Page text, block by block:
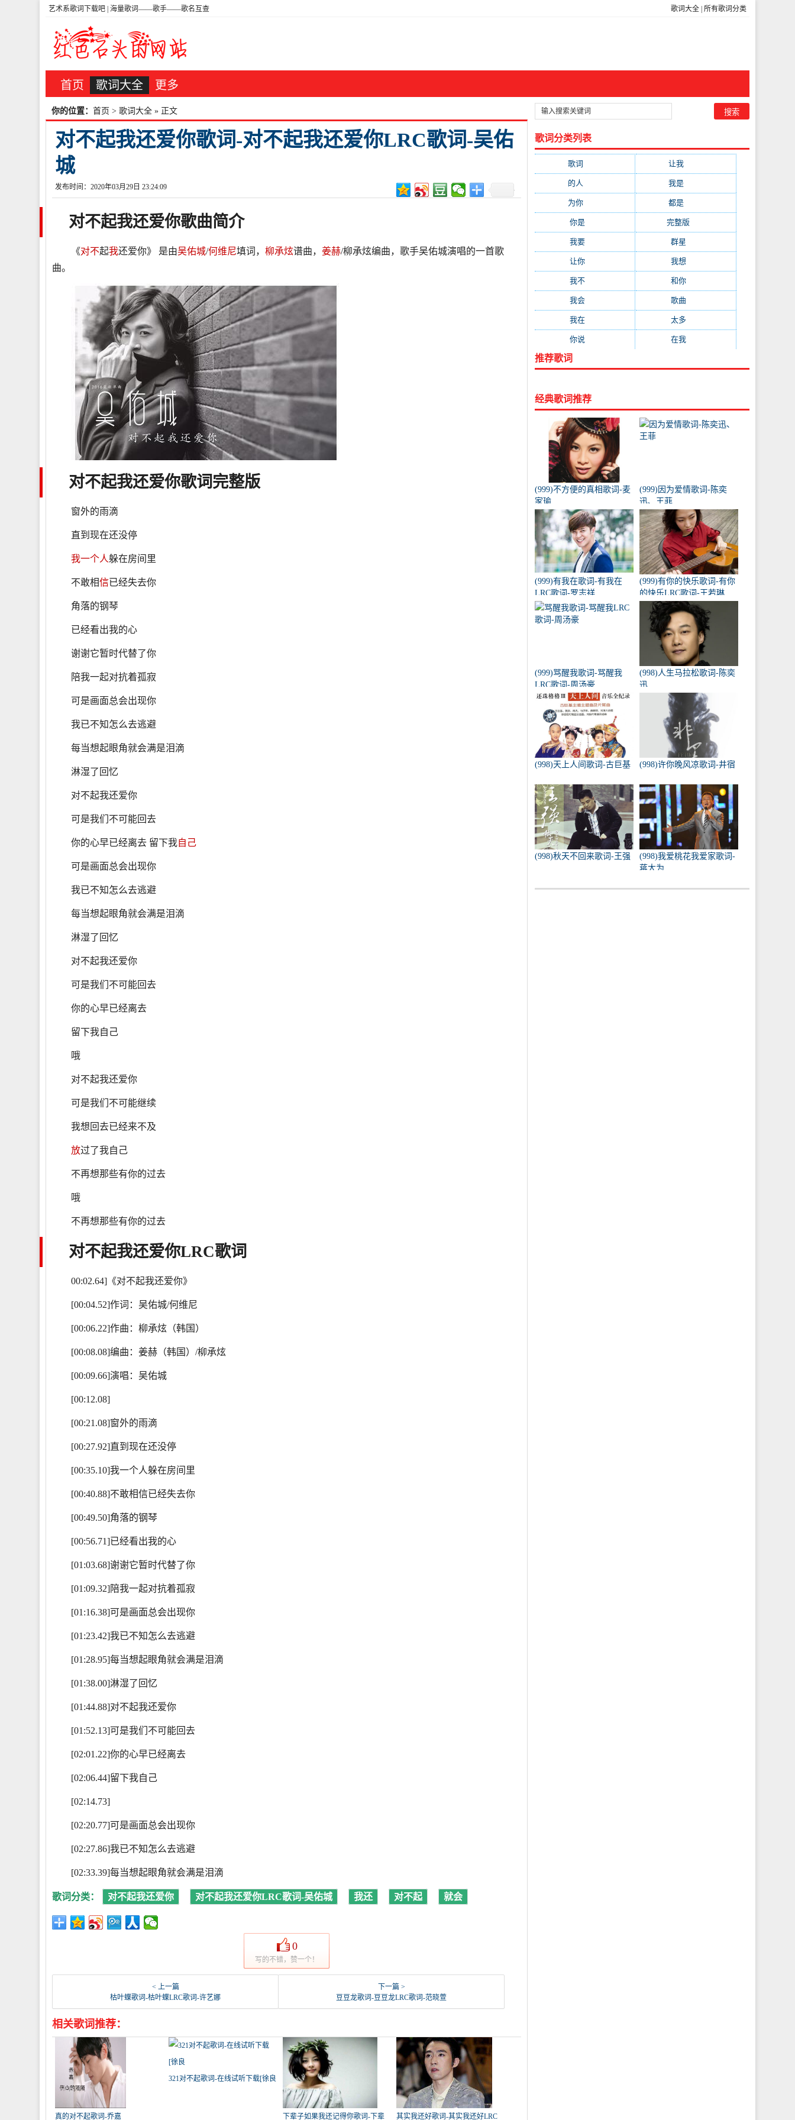
歌词大全 所有歌词分类
艺术系歌词下载吧 | 海量歌词——歌手——歌名互查
首页 歌词大全 更多
你的位置： 首页 > 歌词大全 » 正文
对不起我还爱你歌词-对不起我还爱你LRC歌词-吴佑
城
发布时间：2020年03月29日 23:24:09
对不起我还爱你歌曲简介
《对不起我还爱你》 是由吴佑城/何维尼填词， 柳承炫谱曲， 姜赫/柳承炫编曲，歌手吴佑城演唱的一首歌
曲。
对不起我还爱你歌词完整版
窗外的雨滴
直到现在还没停
我一个人躲在房间里
不敢相信已经失去你
角落的钢琴
已经看出我的心
谢谢它暂时代替了你
陪我一起对抗着孤寂
可是画面总会出现你
我已不知怎么去逃避
每当想起眼角就会满是泪滴
淋湿了回忆
对不起我还爱你
可是我们不可能回去
你的心早已经离去 留下我自己
可是画面总会出现你
我已不知怎么去逃避
每当想起眼角就会满是泪滴
淋湿了回忆
对不起我还爱你
可是我们不可能回去
你的心早已经离去
留下我自己
哦
对不起我还爱你
可是我们不可能继续
我想回去已经来不及
放过了我自己
不再想那些有你的过去
哦
不再想那些有你的过去
对不起我还爱你LRC歌词
00:02.64]《对不起我还爱你》
[00:04.52]作词：吴佑城/何维尼
[00:06.22]作曲：柳承炫（韩国）
[00:08.08]编曲：姜赫（韩国）/柳承炫
[00:09.66]演唱：吴佑城
[00:12.08]
[00:21.08]窗外的雨滴
[00:27.92]直到现在还没停
[00:35.10]我一个人躲在房间里
[00:40.88]不敢相信已经失去你
[00:49.50]角落的钢琴
[00:56.71]已经看出我的心
[01:03.68]谢谢它暂时代替了你
[01:09.32]陪我一起对抗着孤寂
[01:16.38]可是画面总会出现你
[01:23.42]我已不知怎么去逃避
[01:28.95]每当想起眼角就会满是泪滴
[01:38.00]淋湿了回忆
[01:44.88]对不起我还爱你
[01:52.13]可是我们不可能回去
[02:01.22]你的心早已经离去
[02:06.44]留下我自己
[02:14.73]
[02:20.77]可是画面总会出现你
[02:27.86]我已不知怎么去逃避
[02:33.39]每当想起眼角就会满是泪滴
歌词分类： 对不起我还爱你 对不起我还爱你LRC歌词-吴佑城 我还 对不起 就会
0
写的不错，赞一个！
< 上一篇
枯叶蝶歌词-枯叶蝶LRC歌词-许艺娜
下一篇 >
豆豆龙歌词-豆豆龙LRC歌词-范晓萱
相关歌词推荐：
真的对不起歌词-乔嘉
321对不起歌词-在线试听下载[徐良
下辈子如果我还记得你歌词-下辈 其实我还好歌词-其实我还好LRC
歌词分类列表
歌词 让我
的人 我是
为你(111) 都是
你是 完整版
我要 群星
让你 我想
我不 和你(80)
我会 歌曲
我在 太多
你说 在我(64)
推荐歌词
经典歌词推荐
(999)不方便的真相歌词-麦
家瑜
(999)因为爱情歌词-陈奕
迅、王菲
(999)有我在歌词-有我在
LRC歌词-罗志祥
(999)有你的快乐歌词-有你
的快乐LRC歌词-王若琳
(999)骂醒我歌词-骂醒我
LRC歌词-周汤豪
(998)人生马拉松歌词-陈奕
迅
(998)天上人间歌词-古巨基 (998)许你晚风凉歌词-井宿
(998)秋天不回来歌词-王强
(998)我爱桃花我爱家歌词-
蒋大为